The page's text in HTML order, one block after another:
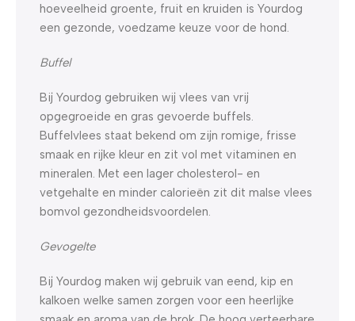
hoeveelheid groente, fruit en kruiden is Yourdog
een gezonde, voedzame keuze voor de hond.
Buffel
Bij Yourdog gebruiken wij vlees van vrij
opgegroeide en gras gevoerde buffels.
Buffelvlees staat bekend om zijn romige, frisse
smaak en rijke kleur en zit vol met vitaminen en
mineralen. Met een lager cholesterol- en
vetgehalte en minder calorieën zit dit malse vlees
bomvol gezondheidsvoordelen.
Gevogelte
Bij Yourdog maken wij gebruik van eend, kip en
kalkoen welke samen zorgen voor een heerlijke